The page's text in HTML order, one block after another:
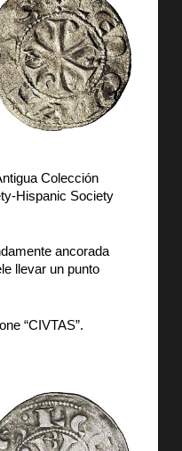
Colección
Hispanic Society
ancorada
llevar un punto
“CIVTAS”.